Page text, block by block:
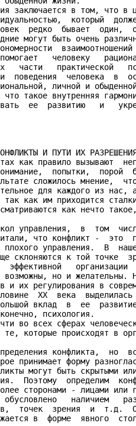
заключается в том, что в
который
редко  бывает  один,
могут быть очень
человеку
части   практической
поведения  человека  в
личной и
что такое внутренняя
ее  развитию   и
И ПУТИ ИХ
как правило вызывают
попытки,  порой
сложилось мнение,
для каждого из
так как им приходится
как нечто
управления,  в  том
что конфликт -  это
плохого управления.  В
склоняются к той точке
эффективной
возможны, но и желательны.
и их регулирования в
ХХ  века  выделилась
вклад  в  ее
психология.
во всех сферах
те, которые происходят в
конфликта,  но
принимает форму
могут быть скрытыми
Поэтому  определим
сторонами - лицами или
обусловлено   наличием
точек  зрения  и  т.д.
в  форме  явного